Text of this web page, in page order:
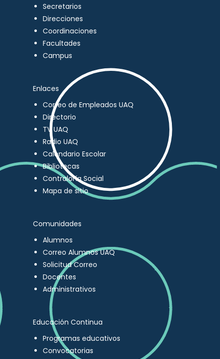
Secretarios
Direcciones
Coordinaciones
Facultades
Campus
Enlaces
Correo de Empleados UAQ
Directorio
TV UAQ
Radio UAQ
Calendario Escolar
Bibliotecas
Contraloría Social
Mapa de sitio
Comunidades
Alumnos
Correo Alumnos UAQ
Solicitud Correo
Docentes
Administrativos
Educación Continua
Programas educativos
Convocatorias